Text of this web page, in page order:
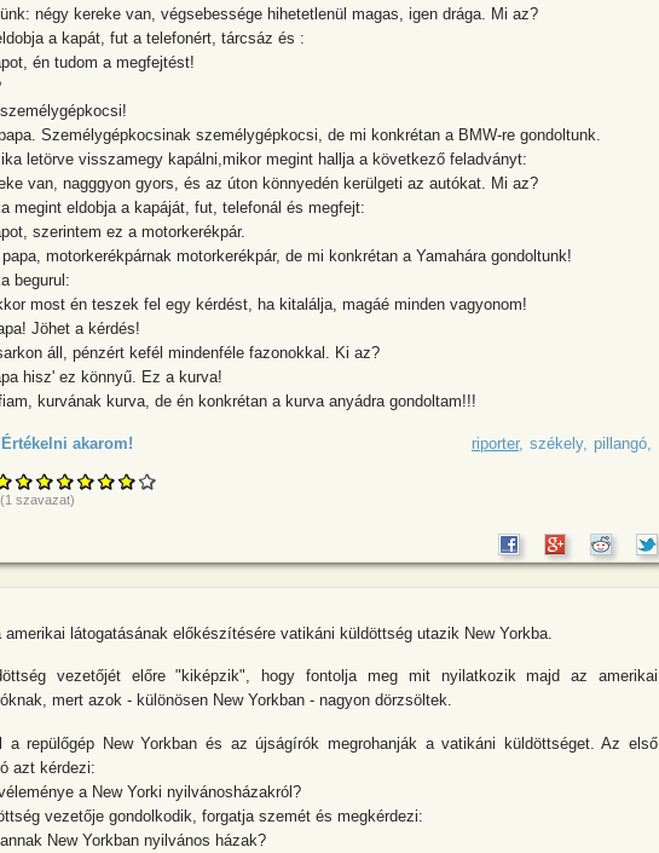
négy kereke van, végsebessége hihetetlenül magas, igen drága. Mi az?
a kapát, fut a telefonért, tárcsáz és :
én tudom a megfejtést!
Személygépkocsinak személygépkocsi, de mi konkrétan a BMW-re gondoltunk.
letörve visszamegy kapálni,mikor megint hallja a következő feladványt:
van, nagggyon gyors, és az úton könnyedén kerülgeti az autókat. Mi az?
megint eldobja a kapáját, fut, telefonál és megfejt:
szerintem ez a motorkerékpár.
motorkerékpárnak motorkerékpár, de mi konkrétan a Yamahára gondoltunk!
begurul:
most én teszek fel egy kérdést, ha kitalálja, magáé minden vagyonom!
Jöhet a kérdés!
áll, pénzért kefél mindenféle fazonokkal. Ki az?
hisz' ez könnyű. Ez a kurva!
kurvának kurva, de én konkrétan a kurva anyádra gondoltam!!!
pillangó
székely
riporter
akarom! about Öreg bácsika kapálgat, közben rádiót hallgat.
(1 szavazat)
amerikai látogatásának előkészítésére vatikáni küldöttség utazik New Yorkba.
vezetőjét előre "kiképzik", hogy fontolja meg mit nyilatkozik majd az amerikai
mert azok - különösen New Yorkban - nagyon dörzsöltek.
a repülőgép New Yorkban és az újságírók megrohanják a vatikáni küldöttséget. Az első
azt kérdezi:
a New Yorki nyilvánosházakról?
vezetője gondolkodik, forgatja szemét és megkérdezi:
New Yorkban nyilvános házak?